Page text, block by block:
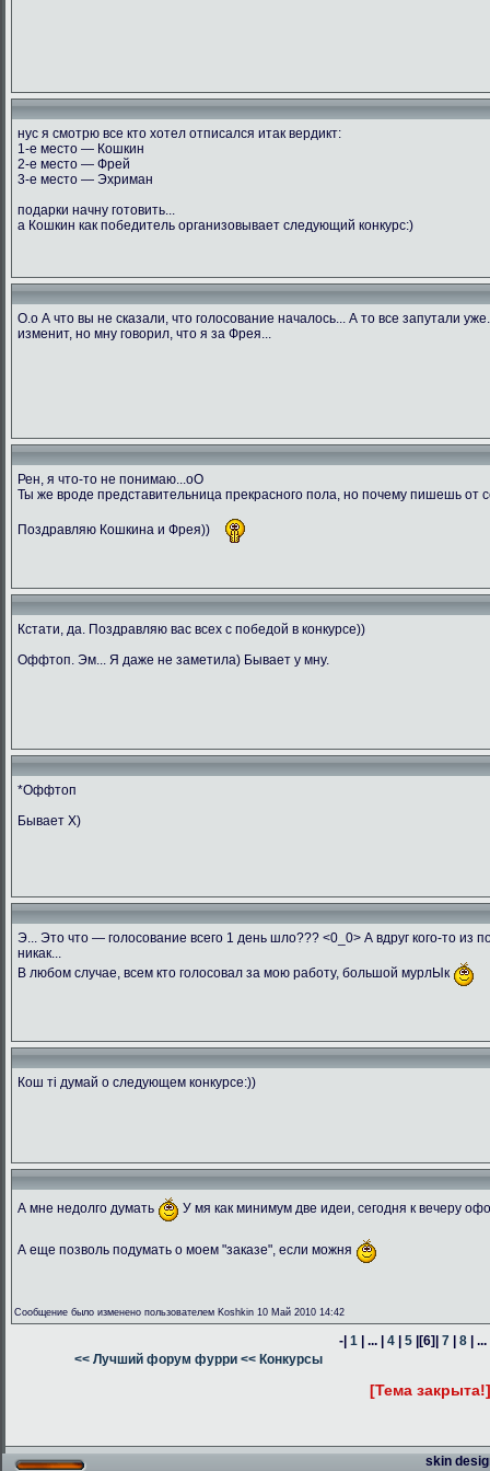
нус я смотрю все кто хотел отписался итак вердикт:
1-е место — Кошкин
2-е место — Фрей
3-е место — Эхриман
подарки начну готовить...
а Кошкин как победитель организовывает следующий конкурс:)
О.о А что вы не сказали, что голосование началось... А то все запутали
изменит, но мну говорил, что я за Фрея...
Рен, я что-то не понимаю...оО
Ты же вроде представительница прекрасного пола, но почему пишешь от
Поздравляю Кошкина и Фрея))
Кстати, да. Поздравляю вас всех с победой в конкурсе))
Оффтоп. Эм... Я даже не заметила) Бывает у мну.
*Оффтоп
Бывает Х)
Э... Это что — голосование всего 1 день шло??? <0_0> А вдруг кого-то из
никак...
В любом случае, всем кто голосовал за мою работу, большой мурлЫк
Кош ті думай о следующем конкурсе:))
А мне недолго думать У мя как минимум две идеи, сегодня к вечеру
А еще позволь подумать о моем "заказе", если можня
Сообщение было изменено пользователем Koshkin 10 Май 2010 14:42
-| 1 | ... | 4 | 5 |[6]| 7 | 8 |
<< Лучший форум фурри << Конкурсы
[Тема
skin